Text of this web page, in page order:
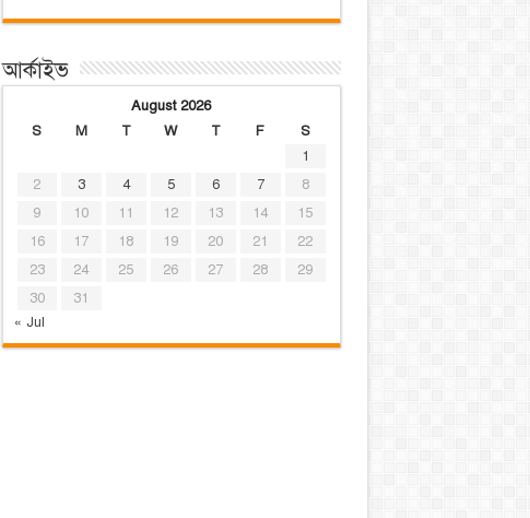
আর্কাইভ
August 2026
S
M T W T F
S
1
2
3 4 5 6 7
8
9
10 11 12 13 14
15
16
17 18 19 20 21
22
23
24 25 26 27 28
29
30
31
« Jul